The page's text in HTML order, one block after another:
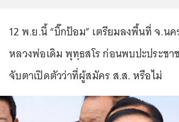
12 พ.ย.นี้ “บิ๊กป้อม” เตรียมลงพื้นที่ จ.นค
หลวงพ่อเดิม พุทฺธสโร ก่อนพบปะประช
จับตาเปิดตัวว่าที่ผู้สมัคร ส.ส. หรือไม่